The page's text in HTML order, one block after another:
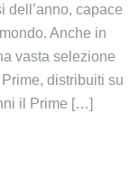
dell’anno, capace
Anche in
vasta selezione
distribuiti su
il Prime […]